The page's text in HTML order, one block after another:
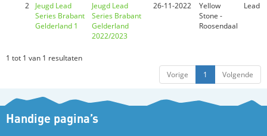
2
Jeugd Lead
Series Brabant
Gelderland 1
Jeugd Lead
Series Brabant
Gelderland
2022/2023
26-11-2022
Yellow
Stone -
Roosendaal
Lead
1 tot 1 van 1 resultaten
Vorige
1 Volgende
Handige pagina’s